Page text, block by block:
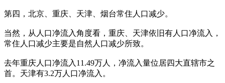
第四，北京、重庆、天津、烟台常住人口减少。
当然，从人口净流入角度看，重庆、天津依旧有人口净流入，
常住人口减少主要是自然人口减少所致。
去年重庆人口净流入11.49万人，净流入量位居四大直辖市之
首。天津有3.2万人口净流入。